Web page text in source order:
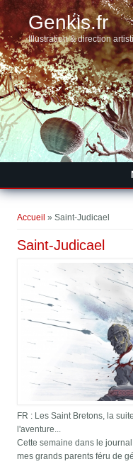
Genkis.fr
Illustration & direction
Accueil » Saint-Judicael
Saint-Judicael
FR : Les Saint Bretons, la
l'aventure...
Cette semaine dans le
mes grands parents féru de